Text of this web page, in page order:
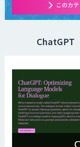
このカ
ChatGPT